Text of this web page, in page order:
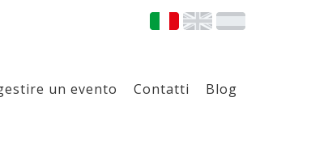
un evento Contatti Blog